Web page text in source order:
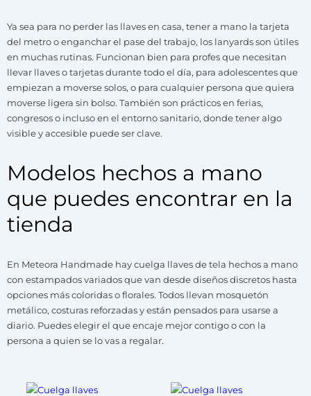
Ya sea para no perder las llaves en casa, tener a mano la tarjeta
del metro o enganchar el pase del trabajo, los lanyards son útiles
en muchas rutinas. Funcionan bien para profes que necesitan
llevar llaves o tarjetas durante todo el día, para adolescentes que
empiezan a moverse solos, o para cualquier persona que quiera
moverse ligera sin bolso. También son prácticos en ferias,
congresos o incluso en el entorno sanitario, donde tener algo
visible y accesible puede ser clave.
Modelos hechos a mano
que puedes encontrar en la
tienda
En Meteora Handmade hay cuelga llaves de tela hechos a mano
con estampados variados que van desde diseños discretos hasta
opciones más coloridas o florales. Todos llevan mosquetón
metálico, costuras reforzadas y están pensados para usarse a
diario. Puedes elegir el que encaje mejor contigo o con la
persona a quien se lo vas a regalar.